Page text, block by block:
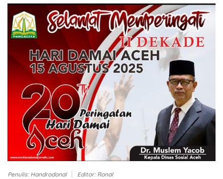
Penulis: Handrodonal Editor: Ronal